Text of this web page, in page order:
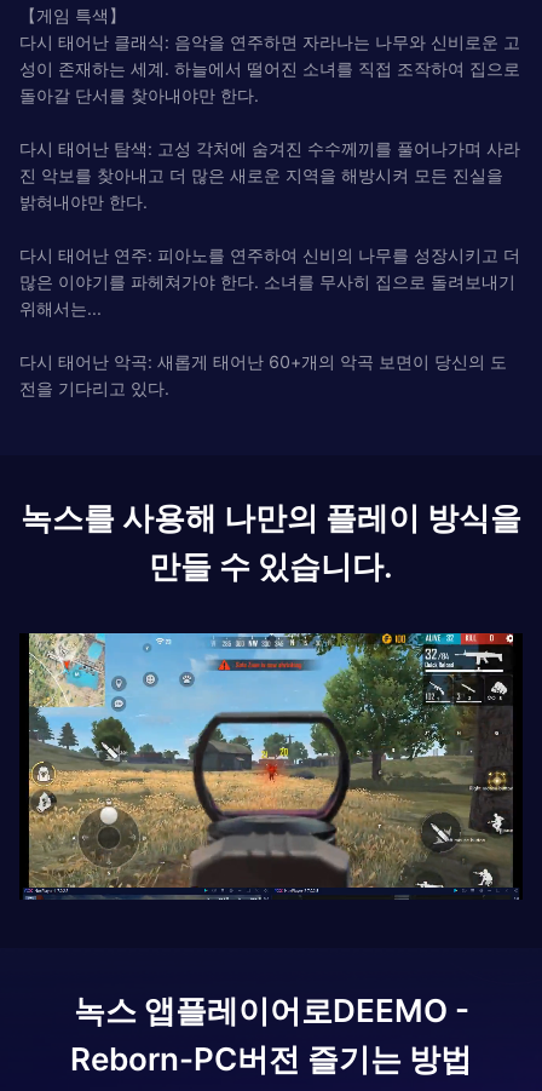
【게임 특색】
다시 태어난 클래식: 음악을 연주하면 자라나는 나무와 신비로운 고
성이 존재하는 세계. 하늘에서 떨어진 소녀를 직접 조작하여 집으로
돌아갈 단서를 찾아내야만 한다.
다시 태어난 탐색: 고성 각처에 숨겨진 수수께끼를 풀어나가며 사라
진 악보를 찾아내고 더 많은 새로운 지역을 해방시켜 모든 진실을
밝혀내야만 한다.
다시 태어난 연주: 피아노를 연주하여 신비의 나무를 성장시키고 더
많은 이야기를 파헤쳐가야 한다. 소녀를 무사히 집으로 돌려보내기
위해서는...
다시 태어난 악곡: 새롭게 태어난 60+개의 악곡 보면이 당신의 도
전을 기다리고 있다.
녹스를 사용해 나만의 플레이 방식을
만들 수 있습니다.
녹스 앱플레이어로DEEMO -
Reborn-PC버전 즐기는 방법